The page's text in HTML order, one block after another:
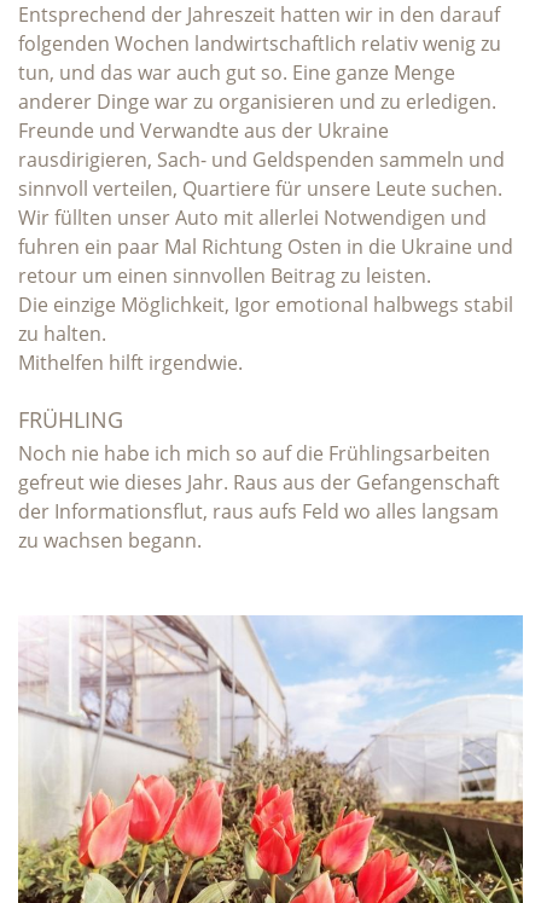
Entsprechend der Jahreszeit hatten wir in den darauf
folgenden Wochen landwirtschaftlich relativ wenig zu
tun, und das war auch gut so. Eine ganze Menge
anderer Dinge war zu organisieren und zu erledigen.
Freunde und Verwandte aus der Ukraine
rausdirigieren, Sach- und Geldspenden sammeln und
sinnvoll verteilen, Quartiere für unsere Leute suchen.
Wir füllten unser Auto mit allerlei Notwendigen und
fuhren ein paar Mal Richtung Osten in die Ukraine und
retour um einen sinnvollen Beitrag zu leisten.
Die einzige Möglichkeit, Igor emotional halbwegs stabil
zu halten.
Mithelfen hilft irgendwie.
FRÜHLING
Noch nie habe ich mich so auf die Frühlingsarbeiten
gefreut wie dieses Jahr. Raus aus der Gefangenschaft
der Informationsflut, raus aufs Feld wo alles langsam
zu wachsen begann.